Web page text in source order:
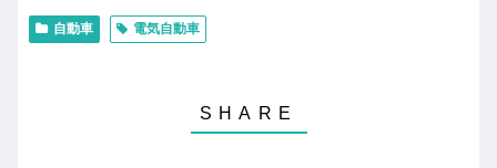
自動車 電気自動車